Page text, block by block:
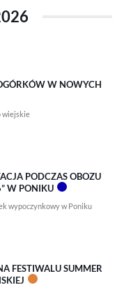
W NOWYCH
wiejskie
PODCZAS OBOZU
W PONIKU
wypoczynkowy w Poniku
FESTIWALU SUMMER